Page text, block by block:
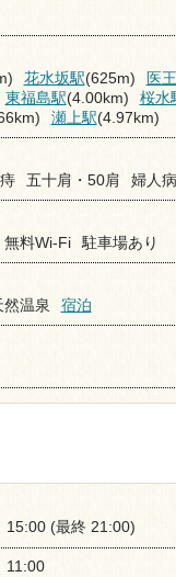
花水坂駅(625m) 医
東福島駅(4.00km) 桜水
瀬上駅(4.97km)
痔 五十肩・50肩 婦人病
無料Wi-Fi 駐車場あり
然温泉 宿泊
15:00 (最終 21:00)
11:00